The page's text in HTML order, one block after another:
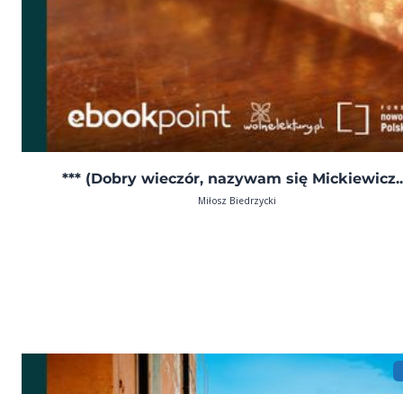
*** (Dobry wieczór, nazywam się
Miłosz Biedrzycki